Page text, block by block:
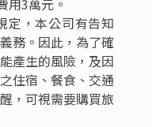
散客組團尚未開放
求，可參考此行程內